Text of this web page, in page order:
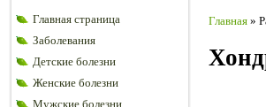
Главная страница
Заболевания
Детские болезни
Женские болезни
Мужские болезни
Главная »